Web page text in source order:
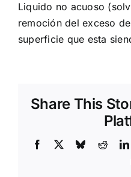
Liquido no acuoso
remoción del exceso
superficie que esta
Share This
Facebook BlueskyReddit